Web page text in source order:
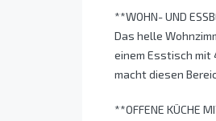
**WOHN- UND
Das helle
einem Esstisch
macht diesen
**OFFENE KÜCHE